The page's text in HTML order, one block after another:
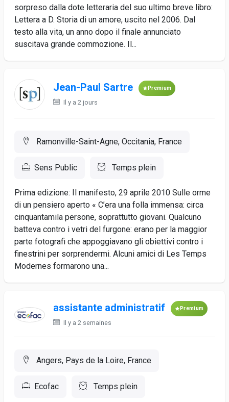
sorpreso dalla dote letteraria del suo ultimo breve libro:
Lettera a D. Storia di un amore, uscito nel 2006. Dal
testo alla vita, un anno dopo il finale annunciato
suscitava grande commozione. Il...
Jean-Paul Sartre Premium
Il y a 2 jours
Ramonville-Saint-Agne, Occitania, France
Sens Public Temps plein
Prima edizione: Il manifesto, 29 aprile 2010 Sulle orme
di un pensiero aperto « C’era una folla immensa: circa
cinquantamila persone, soprattutto giovani. Qualcuno
batteva contro i vetri del furgone: erano per la maggior
parte fotografi che appoggiavano gli obiettivi contro i
finestrini per sorprendermi. Alcuni amici di Les Temps
Modernes formarono una...
assistante administratif Premium
Il y a 2 semaines
Angers, Pays de la Loire, France
Ecofac Temps plein